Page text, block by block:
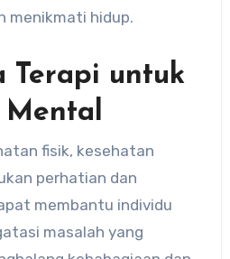
menikmati hidup.
Terapi untuk
Mental
fisik, kesehatan
perhatian dan
membantu individu
masalah yang